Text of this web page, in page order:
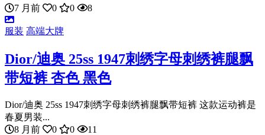
7 月前
0 0 8
服装 高端大牌
Dior/迪奥 25ss 1947刺绣字母刺绣裤腿飘
带短裤 杏色 黑色
Dior/迪奥 25ss 1947刺绣字母刺绣裤腿飘带短裤 这款运动裤是
春夏男装...
8 月前
0 0 11